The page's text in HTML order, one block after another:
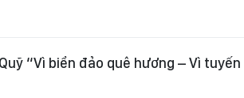
“Vì biển đảo quê hương – Vì tuyến